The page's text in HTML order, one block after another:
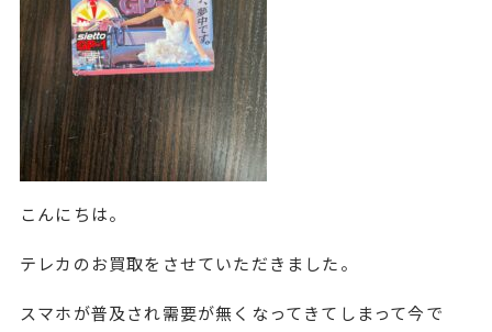
こんにちは。
テレカのお買取をさせていただきました。
スマホが普及され需要が無くなってきてしまって今で